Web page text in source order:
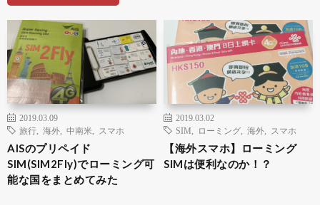
2019.03.09
旅行
海外 中南米 スマホ
AISのプリペイド
SIM(SIM2Fly)でローミング可
能な国をまとめてみた
2019.03.02
SIM
ローミング 海外 スマホ
【海外スマホ】ローミング
SIMは便利なのか！？